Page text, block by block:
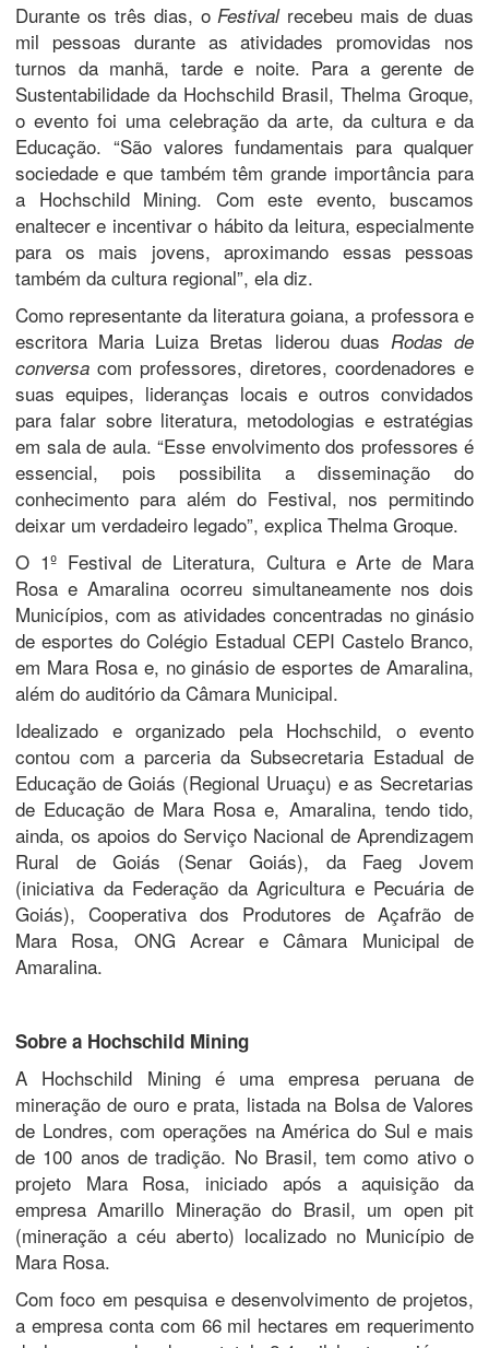
Durante os três dias, oFestivalrecebeu mais de duas
mil pessoas durante as atividades promovidas nos
turnos da manhã, tarde e noite. Para a gerente de
Sustentabilidade da Hochschild Brasil, Thelma Groque,
o evento foi uma celebração da arte, da cultura e da
Educação. “São valores fundamentais para qualquer
sociedade e que também têm grande importância para
a Hochschild Mining. Com este evento, buscamos
enaltecer e incentivar o hábito da leitura, especialmente
para os mais jovens, aproximando essas pessoas
também da cultura regional”, ela diz.
Como representante da literatura goiana, a professora e
escritora Maria Luiza Bretas liderou duas Rodas de
conversa com professores, diretores, coordenadores e
suas equipes, lideranças locais e outros convidados
para falar sobre literatura, metodologias e estratégias
em sala de aula. “Esse envolvimento dos professores é
essencial, pois possibilita a disseminação do
conhecimento para além do Festival, nos permitindo
deixar um verdadeiro legado”, explica Thelma Groque.
O 1º Festival de Literatura, Cultura e Arte de Mara
Rosa e Amaralina ocorreu simultaneamente nos dois
Municípios, com as atividades concentradas no ginásio
de esportes do Colégio Estadual CEPI Castelo Branco,
em Mara Rosa e, no ginásio de esportes de Amaralina,
além do auditório da Câmara Municipal.
Idealizado e organizado pela Hochschild, o evento
contou com a parceria da Subsecretaria Estadual de
Educação de Goiás (Regional Uruaçu) e as Secretarias
de Educação de Mara Rosa e, Amaralina, tendo tido,
ainda, os apoios do Serviço Nacional de Aprendizagem
Rural de Goiás (Senar Goiás), da Faeg Jovem
(iniciativa da Federação da Agricultura e Pecuária de
Goiás), Cooperativa dos Produtores de Açafrão de
Mara Rosa, ONG Acrear e Câmara Municipal de
Amaralina.
Sobre a Hochschild Mining
A Hochschild Mining é uma empresa peruana de
mineração de ouro e prata, listada na Bolsa de Valores
de Londres, com operações na América do Sul e mais
de 100 anos de tradição. No Brasil, tem como ativo o
projeto Mara Rosa, iniciado após a aquisição da
empresa Amarillo Mineração do Brasil, um open pit
(mineração a céu aberto) localizado no Município de
Mara Rosa.
Com foco em pesquisa e desenvolvimento de projetos,
a empresa conta com 66 mil hectares em requerimento